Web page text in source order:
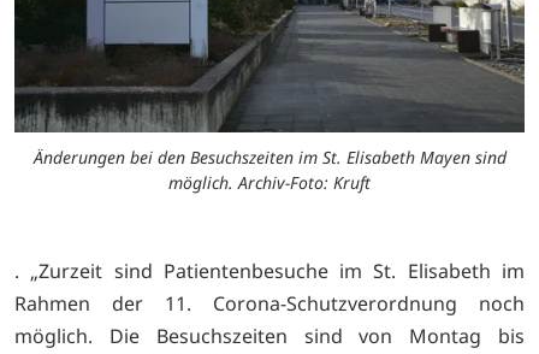
Änderungen bei den Besuchszeiten im St. Elisabeth Mayen sind
möglich. Archiv-Foto: Kruft
. „Zurzeit sind Patientenbesuche im St. Elisabeth im
Rahmen der 11. Corona-Schutzverordnung noch
möglich. Die Besuchszeiten sind von Montag bis